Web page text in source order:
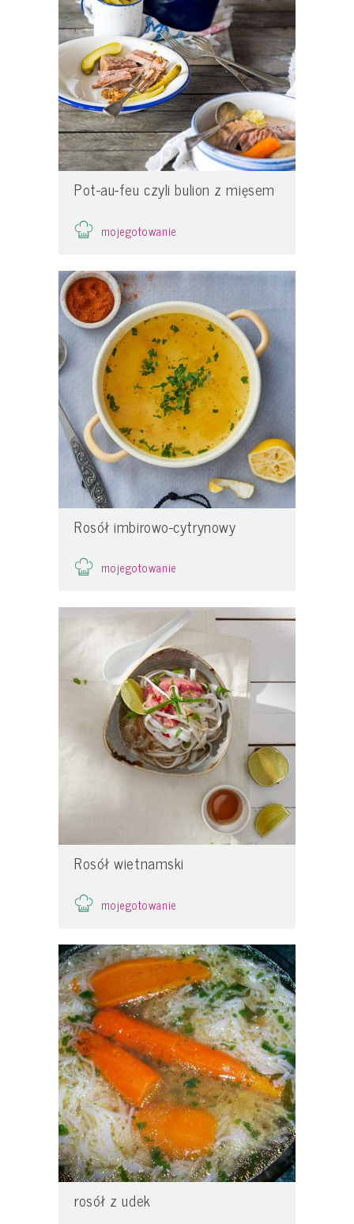
Pot-au-feu czyli bulion z mięsem
mojegotowanie
Rosół imbirowo-cytrynowy
mojegotowanie
Rosół wietnamski
mojegotowanie
rosół z udek